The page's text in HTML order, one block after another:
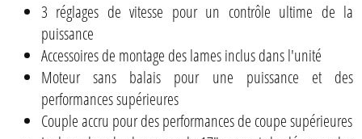
3 réglages de vitesse pour un contrôle ultime de la
puissance
Accessoires de montage des lames inclus dans l'unité
Moteur sans balais pour une puissance et des
performances supérieures
Couple accru pour des performances de coupe supérieures